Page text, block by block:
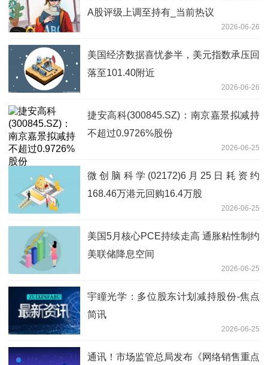
A股评级上调至持有_当前热议
2026-06-26
美国经济数据喜忧参半，美元指数承压回
落至101.40附近
2026-06-26
捷安高科(300845.SZ)：南京嘉景拟减持
不超过0.9726%股份
2026-06-25
微创脑科学(02172)6月25日耗资约
168.46万港元回购16.4万股
2026-06-25
美国5月核心PCE持续走高 通胀粘性制约
美联储降息空间
2026-06-25
宇瞳光学：多位股东计划减持股份-焦点
简讯
2026-06-25
通讯！市场监管总局发布《网络销售重点